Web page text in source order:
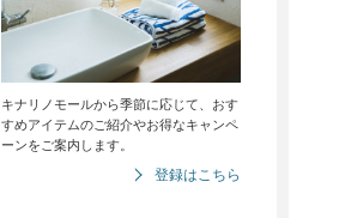
キナリノモールから季節に応じて、おす
すめアイテムのご紹介やお得なキャンペ
ーンをご案内します。
登録はこちら